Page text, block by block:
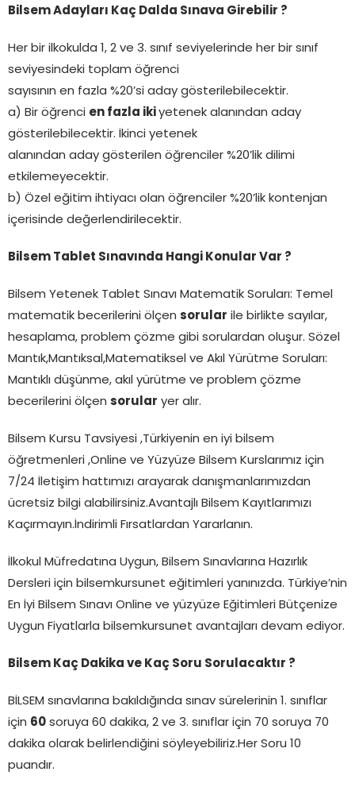
Bilsem Adayları Kaç Dalda Sınava Girebilir ?
Her bir ilkokulda 1, 2 ve 3. sınıf seviyelerinde her bir sınıf
seviyesindeki toplam öğrenci
sayısının en fazla %20’si aday gösterilebilecektir.
a) Bir öğrenci en fazla iki yetenek alanından aday
gösterilebilecektir. İkinci yetenek
alanından aday gösterilen öğrenciler %20’lik dilimi
etkilemeyecektir.
b) Özel eğitim ihtiyacı olan öğrenciler %20’lik kontenjan
içerisinde değerlendirilecektir.
Bilsem Tablet Sınavında Hangi Konular Var ?
Bilsem Yetenek Tablet Sınavı Matematik Soruları: Temel
matematik becerilerini ölçen sorular ile birlikte sayılar,
hesaplama, problem çözme gibi sorulardan oluşur. Sözel
Mantık,Mantıksal,Matematiksel ve Akıl Yürütme Soruları:
Mantıklı düşünme, akıl yürütme ve problem çözme
becerilerini ölçen sorular yer alır.
Bilsem Kursu Tavsiyesi ,Türkiyenin en iyi bilsem
öğretmenleri ,Online ve Yüzyüze Bilsem Kurslarımız için
7/24 İletişim hattımızı arayarak danışmanlarımızdan
ücretsiz bilgi alabilirsiniz.Avantajlı Bilsem Kayıtlarımızı
Kaçırmayın.İndirimli Fırsatlardan Yararlanın.
İlkokul Müfredatına Uygun, Bilsem Sınavlarına Hazırlık
Dersleri için bilsemkursunet eğitimleri yanınızda. Türkiye’nin
En İyi Bilsem Sınavı Online ve yüzyüze Eğitimleri Bütçenize
Uygun Fiyatlarla bilsemkursunet avantajları devam ediyor.
Bilsem Kaç Dakika ve Kaç Soru Sorulacaktır ?
BİLSEM sınavlarına bakıldığında sınav sürelerinin 1. sınıflar
için 60 soruya 60 dakika, 2 ve 3. sınıflar için 70 soruya 70
dakika olarak belirlendiğini söyleyebiliriz.Her Soru 10
puandır.